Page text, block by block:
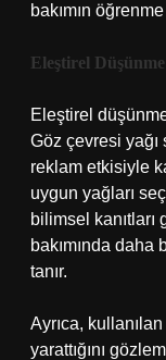
bakımın
Eleştirel
Eleştirel
Göz çevresi
reklam etkisiyle
uygun yağları
bilimsel kanıtları
bakımında
tanır.
Ayrıca,
yarattığını